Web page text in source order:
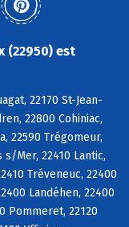
(22950) est
22170 St-Jean-
22800 Cohiniac,
22590 Trégomeur,
s/Mer, 22410 Lantic,
Tréveneuc, 22400
Landéhen, 22400
Pommeret, 22120